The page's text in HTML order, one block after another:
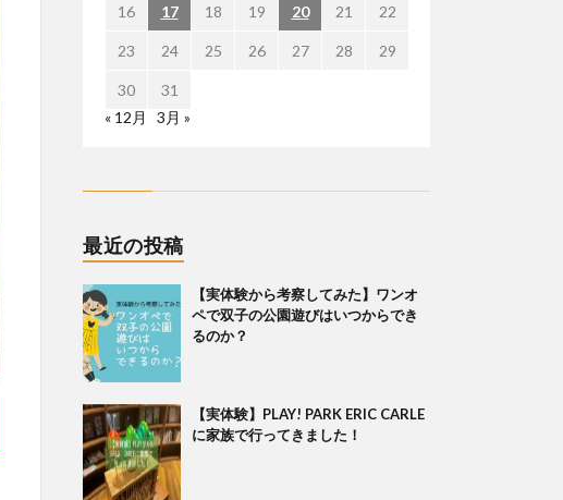
16 17 18 19 20 21 22
23 24 25 26 27 28 29
30
31
« 12月
3月 »
最近の投稿
【実体験から考察してみた】ワンオ
ペで双子の公園遊びはいつからでき
るのか？
【実体験】PLAY! PARK ERIC CARLE
に家族で行ってきました！